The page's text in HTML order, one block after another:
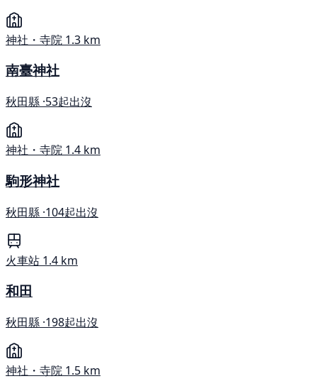
神社・寺院 1.3 km
南臺神社
秋田縣 ·53起出沒
神社・寺院 1.4 km
駒形神社
秋田縣 ·104起出沒
火車站 1.4 km
和田
秋田縣 ·198起出沒
神社・寺院 1.5 km